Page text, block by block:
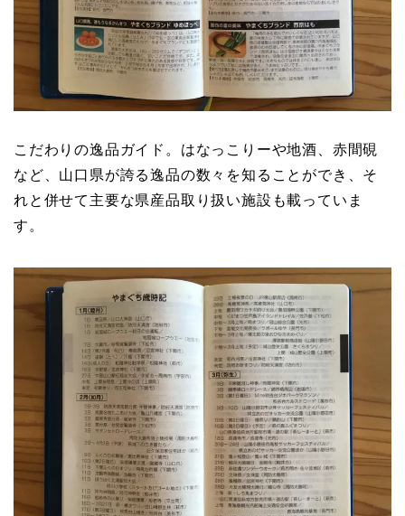
こだわりの逸品ガイド。はなっこりーや地酒、赤間硯
など、山口県が誇る逸品の数々を知ることができ、そ
れと併せて主要な県産品取り扱い施設も載っていま
す。